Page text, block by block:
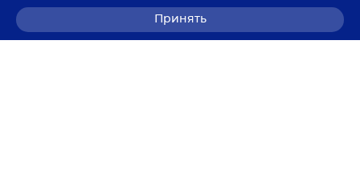
Принять